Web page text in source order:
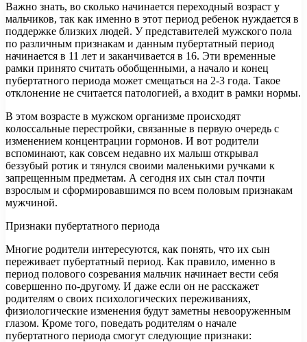
Важно знать, во сколько начинается переходный возраст у
мальчиков, так как именно в этот период ребенок нуждается в
поддержке близких людей. У представителей мужского пола
по различным признакам и данным пубертатный период
начинается в 11 лет и заканчивается в 16. Эти временные
рамки принято считать обобщенными, а начало и конец
пубертатного периода может смещаться на 2-3 года. Такое
отклонение не считается патологией, а входит в рамки нормы.
В этом возрасте в мужском организме происходят
колоссальные перестройки, связанные в первую очередь с
изменением концентрации гормонов. И вот родители
вспоминают, как совсем недавно их малыш открывал
беззубый ротик и тянулся своими маленькими ручками к
запрещенным предметам. А сегодня их сын стал почти
взрослым и сформировавшимся по всем половым признакам
мужчиной.
Признаки пубертатного периода
Многие родители интересуются, как понять, что их сын
переживает пубертатный период. Как правило, именно в
период полового созревания мальчик начинает вести себя
совершенно по-другому. И даже если он не расскажет
родителям о своих психологических переживаниях,
физиологические изменения будут заметны невооруженным
глазом. Кроме того, поведать родителям о начале
пубертатного периода смогут следующие признаки: